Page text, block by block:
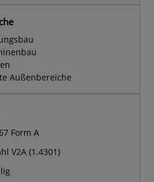
Außenbereiche
Form A
V2A (1.4301)